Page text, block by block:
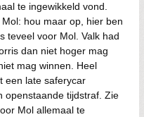
te ingewikkeld vond.
hou maar op, hier ben
teveel voor Mol. Valk had
dan niet hoger mag
mag winnen. Heel
een late saferycar
openstaande tijdstraf. Zie
Mol allemaal te